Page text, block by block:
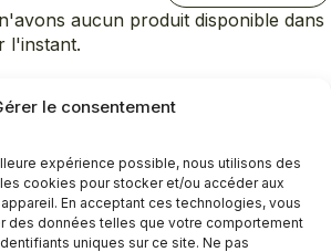
le consentement
expérience possible, nous utilisons des
cookies pour stocker et/ou accéder aux
En acceptant ces technologies, vous
des données telles que votre comportement
uniques sur ce site. Ne pas
aucun produit disponible dans
l'instant.